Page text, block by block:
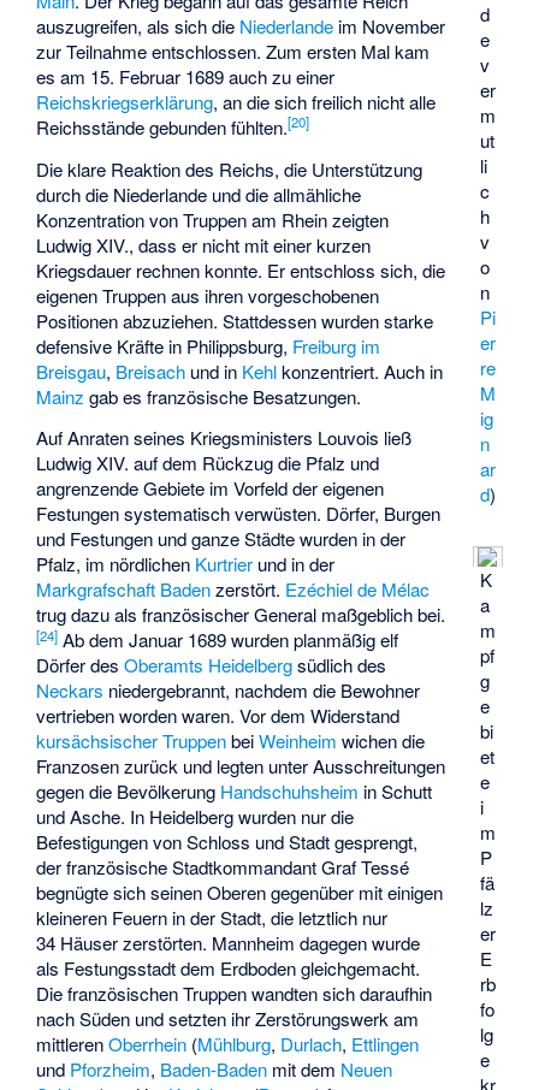
d
e
v
er
m
ut
li
c
h
v
o
n
Pi
er
re
M
ig
n
ar
d)
K
a
m
pf
g
e
bi
et
e
i
m
P
fä
lz
er
E
rb
fo
lg
e
kr
auszugreifen, als sich die Niederlande im November
zur Teilnahme entschlossen. Zum ersten Mal kam
es am 15. Februar 1689 auch zu einer
Reichskriegserklärung, an die sich freilich nicht alle
Reichsstände gebunden fühlten.[20]
Die klare Reaktion des Reichs, die Unterstützung
durch die Niederlande und die allmähliche
Konzentration von Truppen am Rhein zeigten
Ludwig XIV., dass er nicht mit einer kurzen
Kriegsdauer rechnen konnte. Er entschloss sich, die
eigenen Truppen aus ihren vorgeschobenen
Positionen abzuziehen. Stattdessen wurden starke
defensive Kräfte in Philippsburg, Freiburg im
Breisgau, Breisach und in Kehlkonzentriert. Auch in
Mainz gab es französische Besatzungen.
Auf Anraten seines Kriegsministers Louvois ließ
Ludwig XIV. auf dem Rückzug die Pfalz und
angrenzende Gebiete im Vorfeld der eigenen
Festungen systematisch verwüsten. Dörfer, Burgen
und Festungen und ganze Städte wurden in der
Pfalz, im nördlichen Kurtrier und in der
Markgrafschaft Badenzerstört. Ezéchiel de Mélac
trug dazu als französischer General maßgeblich bei.
[24] Ab dem Januar 1689 wurden planmäßig elf
Dörfer desOberamts Heidelbergsüdlich des
Neckars niedergebrannt, nachdem die Bewohner
vertrieben worden waren. Vor dem Widerstand
kursächsischer TruppenbeiWeinheim wichen die
Franzosen zurück und legten unter Ausschreitungen
gegen die Bevölkerung Handschuhsheim in Schutt
und Asche. In Heidelberg wurden nur die
Befestigungen von Schloss und Stadt gesprengt,
der französische Stadtkommandant Graf Tessé
begnügte sich seinen Oberen gegenüber mit einigen
kleineren Feuern in der Stadt, die letztlich nur
34 Häuser zerstörten. Mannheim dagegen wurde
als Festungsstadt dem Erdboden gleichgemacht.
Die französischen Truppen wandten sich daraufhin
nach Süden und setzten ihr Zerstörungswerk am
mittlerenOberrhein (Mühlburg, Durlach, Ettlingen
und Pforzheim, Baden-Baden mit dem Neuen